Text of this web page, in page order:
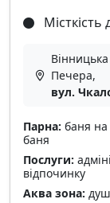
Місткість
Печера,
вул.
Парна: баня на
баня
Послуги:
відпочинку
Аква зона: